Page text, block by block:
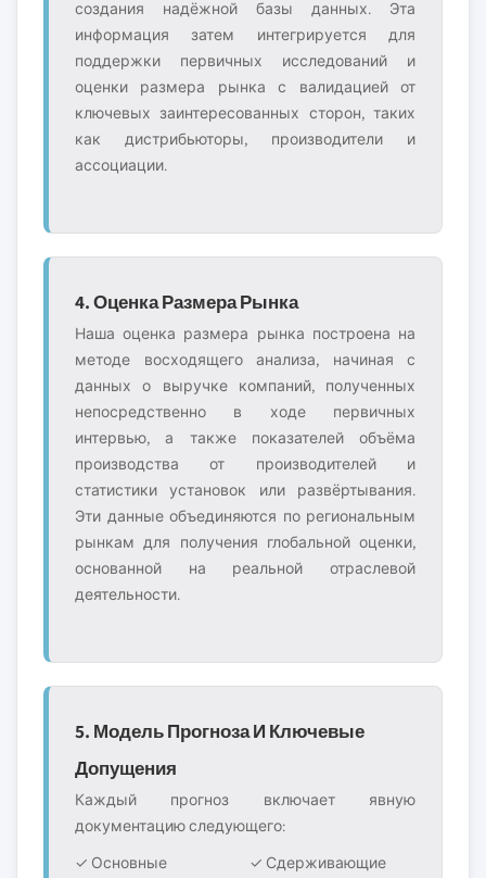
создания надёжной базы данных. Эта
информация затем интегрируется для
поддержки первичных исследований и
оценки размера рынка с валидацией от
ключевых заинтересованных сторон, таких
как дистрибьюторы, производители и
ассоциации.
4. Оценка Размера Рынка
Наша оценка размера рынка построена на
методе восходящего анализа, начиная с
данных о выручке компаний, полученных
непосредственно в ходе первичных
интервью, а также показателей объёма
производства от производителей и
статистики установок или развёртывания.
Эти данные объединяются по региональным
рынкам для получения глобальной оценки,
основанной на реальной отраслевой
деятельности.
5. Модель Прогноза И Ключевые
Допущения
Каждый прогноз включает явную
документацию следующего:
✓ Основные
✓ Сдерживающие